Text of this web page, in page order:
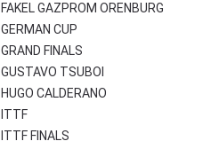
FAKEL GAZPROM ORENBURG
GERMAN CUP
GRAND FINALS
GUSTAVO TSUBOI
HUGO CALDERANO
ITTF
ITTF FINALS